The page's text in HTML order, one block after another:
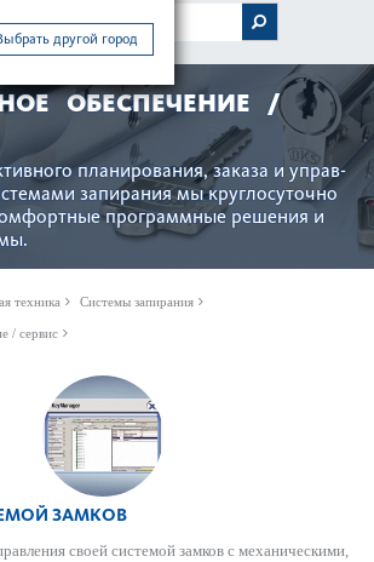
другой город
ОБЕСПЕЧЕНИЕ /
планирования, заказа и управ­
запирания мы круглосут­очно
программные решения и
техника Системы запирания
/ сервис
ЗАМКОВ
своей сис­темой замков с механичес­кими,